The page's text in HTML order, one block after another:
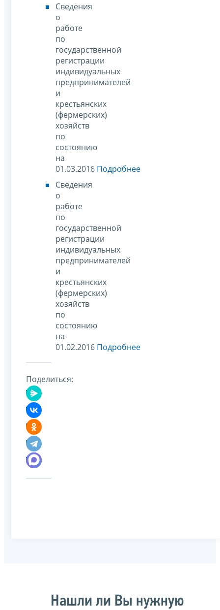
Сведения
о
работе
по
государственной
регистрации
индивидуальных
предпринимателей
и
крестьянских
(фермерских)
хозяйств
по
состоянию
на
01.03.2016 Подробнее
Сведения
о
работе
по
государственной
регистрации
индивидуальных
предпринимателей
и
крестьянских
(фермерских)
хозяйств
по
состоянию
на
01.02.2016 Подробнее
Поделиться:
Нашли ли Вы нужную